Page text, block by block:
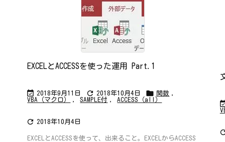
EXCELとACCESSを使った運用 Part.1
 2018年9月11日  2018年10月4日  関数 ,
VBA（マクロ）
, SAMPLE付 , ACCESS（all）
 2018年10月4日
EXCELとACCESSを使って、出来ること。EXCELからACCESS